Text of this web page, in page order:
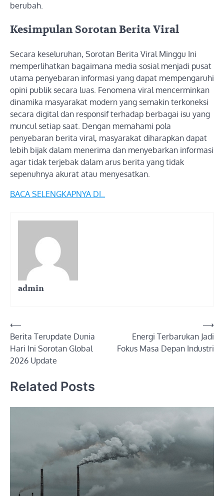
berubah.
Kesimpulan Sorotan Berita Viral
Secara keseluruhan, Sorotan Berita Viral Minggu Ini
memperlihatkan bagaimana media sosial menjadi pusat
utama penyebaran informasi yang dapat mempengaruhi
opini publik secara luas. Fenomena viral mencerminkan
dinamika masyarakat modern yang semakin terkoneksi
secara digital dan responsif terhadap berbagai isu yang
muncul setiap saat. Dengan memahami pola
penyebaran berita viral, masyarakat diharapkan dapat
lebih bijak dalam menerima dan menyebarkan informasi
agar tidak terjebak dalam arus berita yang tidak
sepenuhnya akurat atau menyesatkan.
BACA SELENGKAPNYA DI..
admin
Post
navigation
⟵
Berita Terupdate Dunia
Hari Ini Sorotan Global
2026 Update
Energi Terbarukan Jadi
Fokus Masa Depan Industri
⟶
Related Posts